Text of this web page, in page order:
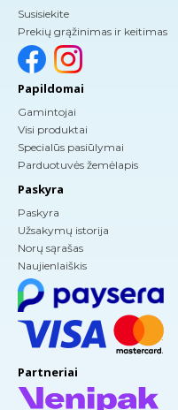
Susisiekite
Prekių grąžinimas ir keitimas
Papildomai
Gamintojai
Visi produktai
Specialūs pasiūlymai
Parduotuvės žemėlapis
Paskyra
Paskyra
Užsakymų istorija
Norų sąrašas
Naujienlaiškis
Partneriai